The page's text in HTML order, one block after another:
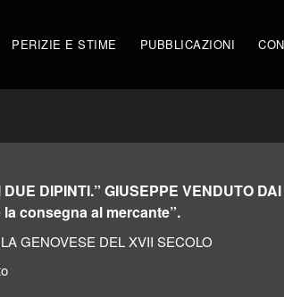
PERIZIE E STIME PUBBLICAZIONI
DIPINTI.” GIUSEPPE VENDUTO
consegna al mercante”.
GENOVESE DEL XVII SECOLO